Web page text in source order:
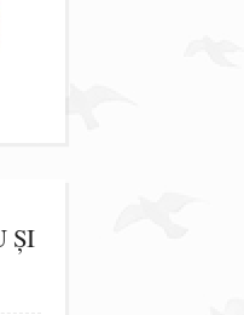
ȘI